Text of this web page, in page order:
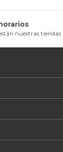
nuestras tiendas